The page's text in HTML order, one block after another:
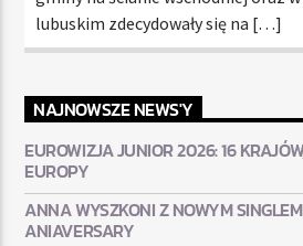
lubuskim zdecydowały się na […]
NAJNOWSZE NEWS'Y
EUROWIZJA JUNIOR 2026: 16
EUROPY
ANNA WYSZKONI Z NOWYM
ANIAVERSARY